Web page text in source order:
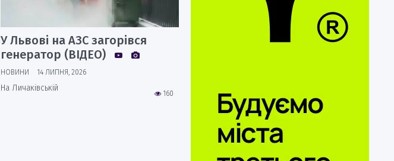
У Львові на АЗС загорівся
генератор (ВІДЕО)
НОВИНИ 14 ЛИПНЯ, 2026
160
На Личаківській